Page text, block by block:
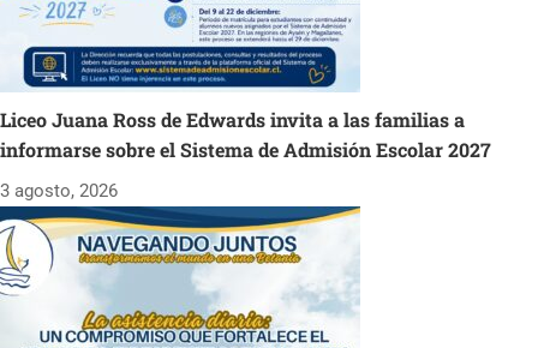
Liceo Juana Ross de Edwards invita a las familias a
informarse sobre el Sistema de Admisión Escolar 2027
3 agosto, 2026